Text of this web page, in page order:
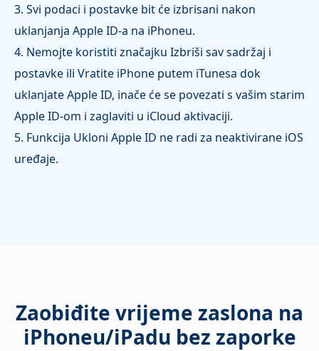
3. Svi podaci i postavke bit će izbrisani nakon
uklanjanja Apple ID-a na iPhoneu.
4. Nemojte koristiti značajku Izbriši sav sadržaj i
postavke ili Vratite iPhone putem iTunesa dok
uklanjate Apple ID, inače će se povezati s vašim starim
Apple ID-om i zaglaviti u iCloud aktivaciji.
5. Funkcija Ukloni Apple ID ne radi za neaktivirane iOS
uređaje.
Zaobiđite vrijeme zaslona na
iPhoneu/iPadu bez zaporke